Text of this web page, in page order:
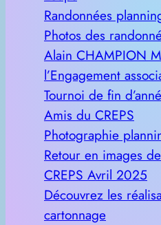
Randonnées
Photos des
Alain CHAMPION
l’Engagement
Tournoi de fin
Amis du CREPS
Photographie
Retour en images
CREPS Avril 2025
Découvrez les
cartonnage